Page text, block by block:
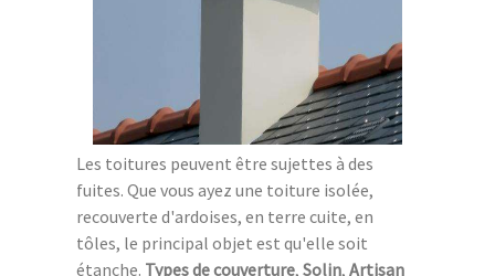
Les toitures peuvent être sujettes à des
fuites. Que vous ayez une toiture isolée,
recouverte d'ardoises, en terre cuite, en
tôles, le principal objet est qu'elle soit
étanche. Types de couverture, Solin, Artisan